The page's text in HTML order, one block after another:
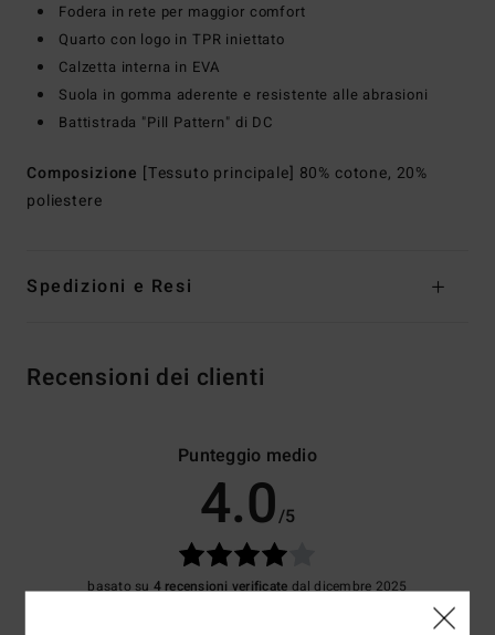
Fodera in rete per maggior comfort
Quarto con logo in TPR iniettato
Calzetta interna in EVA
Suola in gomma aderente e resistente alle abrasioni
Battistrada "Pill Pattern" di DC
Composizione [Tessuto principale] 80% cotone, 20%
poliestere
Spedizioni e Resi
Recensioni dei clienti
Punteggio medio
4.0/5
basato su4 recensioni verificatedal dicembre 2025